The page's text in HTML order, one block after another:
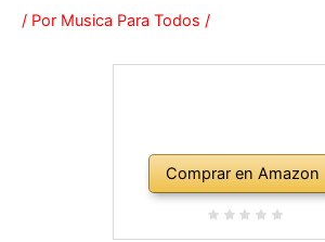
/ Por Musica Para Todos /
Comprar en Amazon